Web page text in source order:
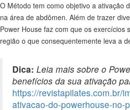
O Método tem como objetivo a ativação
na área de abdômen. Além de trazer
Power House faz com que os exercícios
região o que consequentemente leva a
Dica: Leia mais sobre o
benefícios da sua ativação
https://revistapilates.com.br/
ativacao-do-powerhouse-no-